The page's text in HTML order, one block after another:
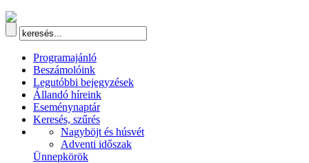
Programajánló
Beszámolóink
Legutóbbi bejegyzések
Állandó híreink
Eseménynaptár
Keresés, szűrés
Nagyböjt és húsvét
Adventi időszak
Ünnepkörök